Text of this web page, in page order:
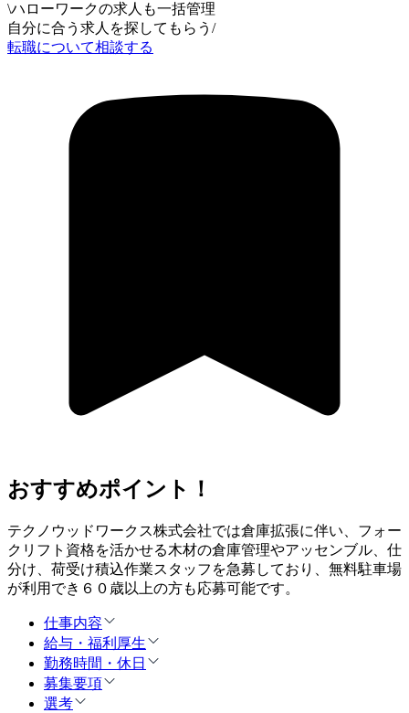
\ハローワークの求人も一括管理
自分に合う求人を探してもらう /
転職について相談する
おすすめポイント！
テクノウッドワークス株式会社では倉庫拡張に伴い、フォー
クリフト資格を活かせる木材の倉庫管理やアッセンブル、仕
分け、荷受け積込作業スタッフを急募しており、無料駐車場
が利用でき６０歳以上の方も応募可能です。
仕事内容
給与・福利厚生
勤務時間・休日
募集要項
選考